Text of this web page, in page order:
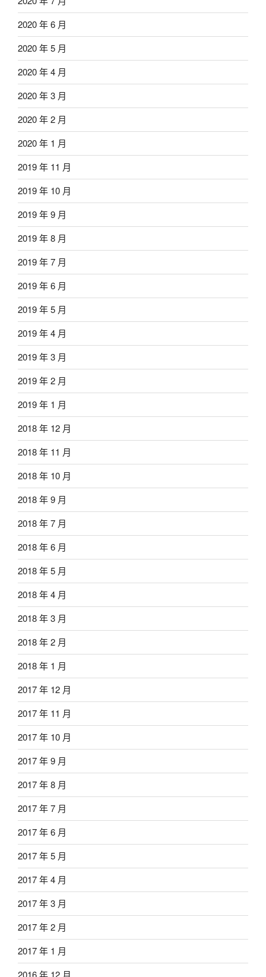
2020 年 6 月
2020 年 5 月
2020 年 4 月
2020 年 3 月
2020 年 2 月
2020 年 1 月
2019 年 11 月
2019 年 10 月
2019 年 9 月
2019 年 8 月
2019 年 7 月
2019 年 6 月
2019 年 5 月
2019 年 4 月
2019 年 3 月
2019 年 2 月
2019 年 1 月
2018 年 12 月
2018 年 11 月
2018 年 10 月
2018 年 9 月
2018 年 7 月
2018 年 6 月
2018 年 5 月
2018 年 4 月
2018 年 3 月
2018 年 2 月
2018 年 1 月
2017 年 12 月
2017 年 11 月
2017 年 10 月
2017 年 9 月
2017 年 8 月
2017 年 7 月
2017 年 6 月
2017 年 5 月
2017 年 4 月
2017 年 3 月
2017 年 2 月
2017 年 1 月
2016 年 12 月